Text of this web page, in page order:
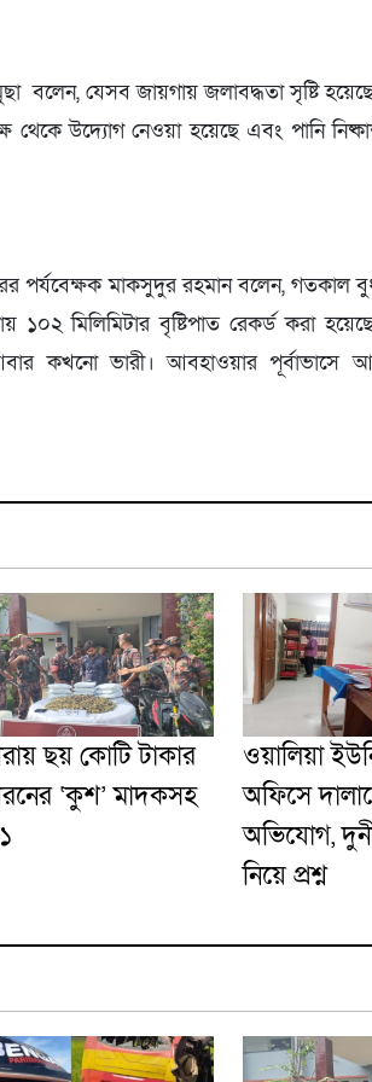
বলেন, যেসব জায়গায় জলাবদ্ধতা সৃষ্টি
থেকে উদ্যোগ নেওয়া হয়েছে এবং পানি
পর্যবেক্ষক মাকসুদুর রহমান বলেন, গতকাল
মিলিমিটার বৃষ্টিপাত রেকর্ড করা
কখনো ভারী। আবহাওয়ার পূর্বাভাসে
ছয় কোটি টাকার
‘কুশ’ মাদকসহ
ওয়ালিয়া
অফিসে
অভিযোগ,
নিয়ে প্রশ্ন